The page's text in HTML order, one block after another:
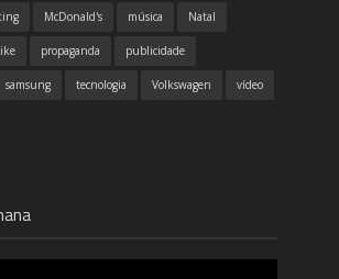
McDonald's música Natal
propaganda publicidade
samsung tecnologia Volkswagen vídeo